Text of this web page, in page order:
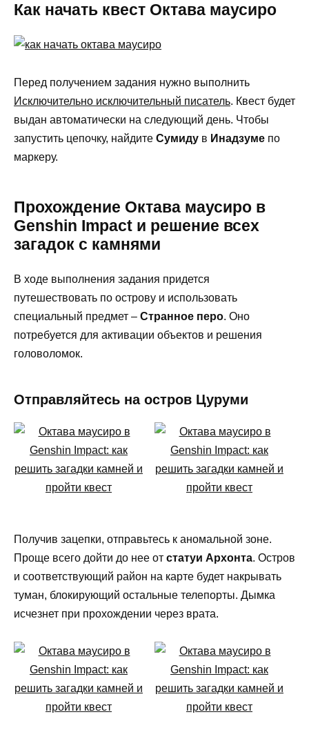
Как начать квест Октава маусиро
Перед получением задания нужно выполнить
Исключительно исключительный писатель. Квест будет
выдан автоматически на следующий день. Чтобы
запустить цепочку, найдите Сумиду в Инадзуме по
маркеру.
Прохождение Октава маусиро в
Genshin Impact и решение всех
загадок с камнями
В ходе выполнения задания придется
путешествовать по острову и использовать
специальный предмет – Странное перо. Оно
потребуется для активации объектов и решения
головоломок.
Отправляйтесь на остров Цуруми
Получив зацепки, отправьтесь к аномальной зоне.
Проще всего дойти до нее от статуи Архонта. Остров
и соответствующий район на карте будет накрывать
туман, блокирующий остальные телепорты. Дымка
исчезнет при прохождении через врата.